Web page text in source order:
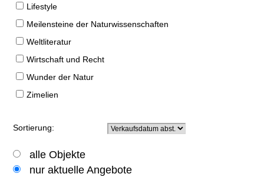
Lifestyle
Meilensteine der Naturwissenschaften
Weltliteratur
Wirtschaft und Recht
Wunder der Natur
Zimelien
Sortierung:
alle Objekte
nur aktuelle Angebote